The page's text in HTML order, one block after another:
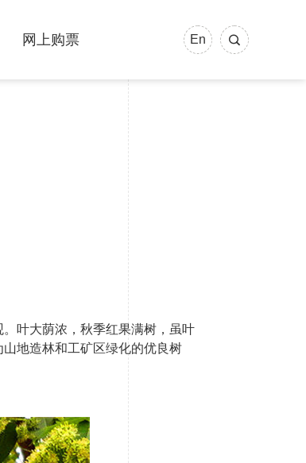
En
网上购票
叶大荫浓，秋季红果满树，虽叶
地造林和工矿区绿化的优良树